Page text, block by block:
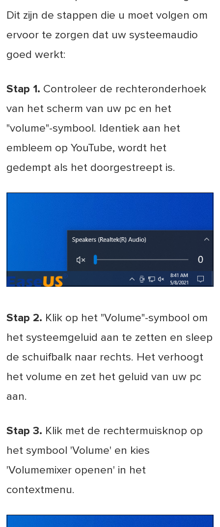
Dit zijn de stappen die u moet volgen om
ervoor te zorgen dat uw systeemaudio
goed werkt:
Stap 1. Controleer de rechteronderhoek
van het scherm van uw pc en het
"volume"-symbool. Identiek aan het
embleem op YouTube, wordt het
gedempt als het doorgestreept is.
Stap 2. Klik op het "Volume"-symbool om
het systeemgeluid aan te zetten en sleep
de schuifbalk naar rechts. Het verhoogt
het volume en zet het geluid van uw pc
aan.
Stap 3. Klik met de rechtermuisknop op
het symbool 'Volume' en kies
'Volumemixer openen' in het
contextmenu.